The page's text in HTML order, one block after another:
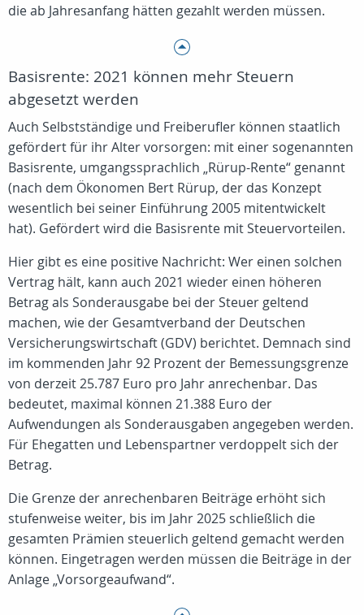
die ab Jahresanfang hätten gezahlt werden müssen.
Basisrente: 2021 können mehr Steuern
abgesetzt werden
Auch Selbstständige und Freiberufler können staatlich
gefördert für ihr Alter vorsorgen: mit einer sogenannten
Basisrente, umgangssprachlich „Rürup-Rente“ genannt
(nach dem Ökonomen Bert Rürup, der das Konzept
wesentlich bei seiner Einführung 2005 mitentwickelt
hat). Gefördert wird die Basisrente mit Steuervorteilen.
Hier gibt es eine positive Nachricht: Wer einen solchen
Vertrag hält, kann auch 2021 wieder einen höheren
Betrag als Sonderausgabe bei der Steuer geltend
machen, wie der Gesamtverband der Deutschen
Versicherungswirtschaft (GDV) berichtet. Demnach sind
im kommenden Jahr 92 Prozent der Bemessungsgrenze
von derzeit 25.787 Euro pro Jahr anrechenbar. Das
bedeutet, maximal können 21.388 Euro der
Aufwendungen als Sonderausgaben angegeben werden.
Für Ehegatten und Lebenspartner verdoppelt sich der
Betrag.
Die Grenze der anrechenbaren Beiträge erhöht sich
stufenweise weiter, bis im Jahr 2025 schließlich die
gesamten Prämien steuerlich geltend gemacht werden
können. Eingetragen werden müssen die Beiträge in der
Anlage „Vorsorgeaufwand“.